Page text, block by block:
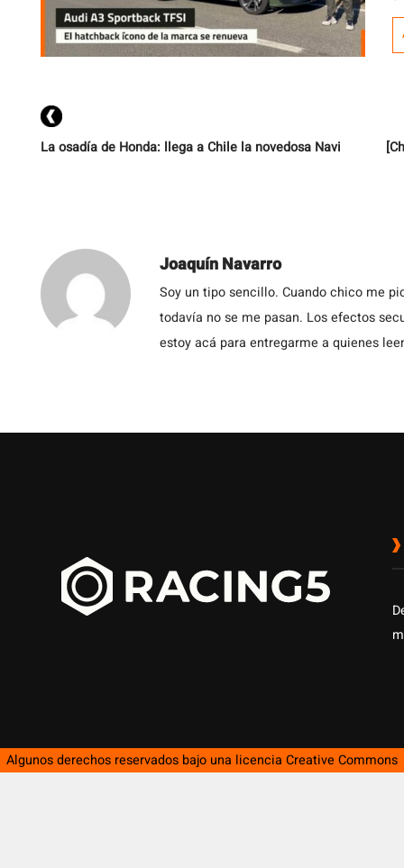
La osadía de Honda: llega a Chile la novedosa Navi
Joaquín Navarro
Soy un tipo sencillo. Cuando chico me
todavía no se me pasan. Los efectos
estoy acá para entregarme a quienes
Algunos derechos reservados bajo una licencia Creative Commons